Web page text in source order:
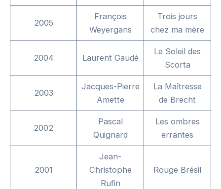
2005
François
Weyergans
Trois jours
chez ma mère
2004 Laurent Gaudé
Le Soleil des
Scorta
2003
Jacques-Pierre
Amette
La Maîtresse
de Brecht
2002
Pascal
Quignard
Les ombres
errantes
2001
Jean-
Christophe
Rufin
Rouge Brésil